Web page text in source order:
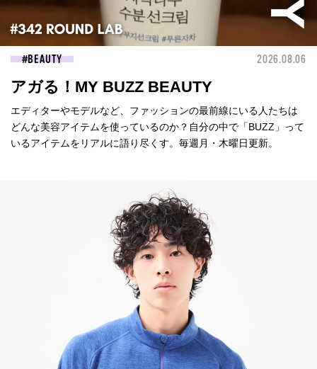
BEAUTY 2026.08.06
アガる！MY BUZZ BEAUTY
エディターやモデルなど、ファッションの最前線にいる人たちは
どんな美容アイテムを使っているのか？自分の中で「BUZZ」って
いるアイテムをリアルに語り尽くす。毎週月・木曜日更新。